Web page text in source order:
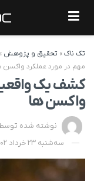
تک ناک» تحقیق و پژوهش »
مهم در مورد عملکرد واکسن
کشف یک
واکسن ها
نوشته شده
سه‌شنبه 23 خرداد 1402 - 00:01